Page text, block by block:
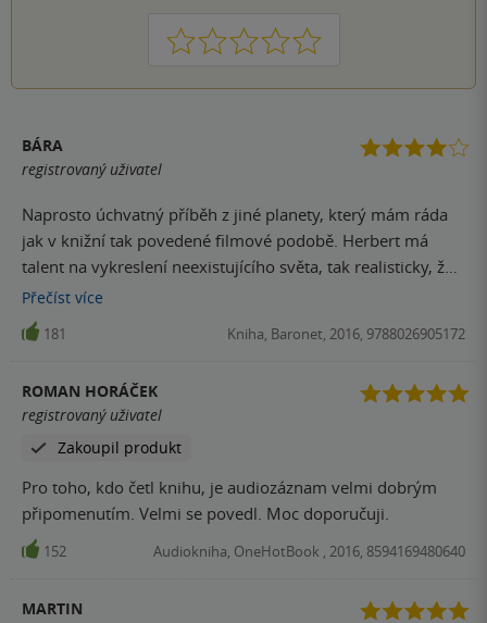
1 2 3 4 5
BÁRA
registrovaný uživatel
Naprosto úchvatný příběh z jiné planety, který mám ráda
jak v knižní tak povedené filmové podobě. Herbert má
talent na vykreslení neexistujícího světa, tak realisticky, že
v něj uvěříte. Je v něm vidět i aktuálnost, intriky, pletichy.
Prostě za mě super.
Přečíst více
181 Kniha, Baronet, 2016, 9788026905172
ROMAN HORÁČEK
registrovaný uživatel
Zakoupil produkt
Pro toho, kdo četl knihu, je audiozáznam velmi dobrým
připomenutím. Velmi se povedl. Moc doporučuji.
152 Audiokniha, OneHotBook , 2016, 8594169480640
MARTIN